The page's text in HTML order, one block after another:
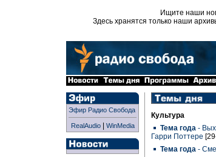
Ищите наши
Здесь хранятся только наши
Эфир Радио Свобода
RealAudio| WinMedia
Культура
Тема года -
Гарри Поттере
Тема года -